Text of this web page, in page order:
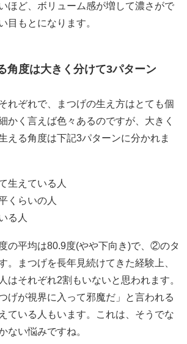
ほど、ボリューム感が増して濃さがで
目もとになります。
角度は大きく分けて3パターン
れぞれで、まつげの生え方はとても個
かく言えば色々あるのですが、大きく
える角度は下記3パターンに分かれま
生えている人
くらいの人
る人
の平均は80.9度(やや下向き)で、②のタ
。まつげを長年見続けてきた経験上、
それぞれ2割もいないと思われます。
げが視界に入って邪魔だ」と言われる
ている人もいます。これは、そうでな
ない悩みですね。